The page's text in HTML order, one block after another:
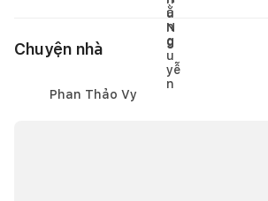
Chuyện nhà
Phan Thảo Vy